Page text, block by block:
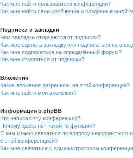
Как мне найти пользователя конференции?
Как мне найти свои сообщения и созданные мной
Подписки и закладки
Чем закладки отличаются от подписок?
Как мне сделать закладку или подписаться на
Как мне подписаться на определённый форум?
Как мне отказаться от подписки?
Вложения
Какие вложения разрешены на этой конференции?
Как мне найти мои вложения?
Информация о phpBB
Кто написал эту конференцию?
Почему здесь нет такой-то функции?
С кем можно связаться по вопросу некорректного
с этой конференцией?
Как мне связаться с администратором